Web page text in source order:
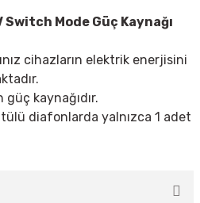
Mode Güç Kaynağı
cihazların elektrik enerjisini
güç kaynağıdır.
diafonlarda yalnızca 1 adet